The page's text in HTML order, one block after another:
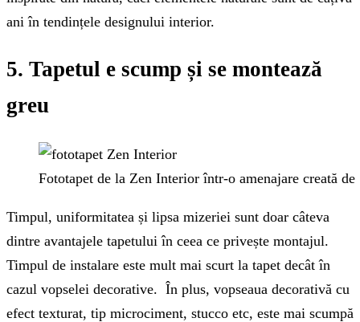
ani în tendințele designului interior.
5. Tapetul e scump și se montează
greu
Fototapet de la Zen Interior într-o amenajare creată
Timpul, uniformitatea și lipsa mizeriei sunt doar câteva
dintre avantajele tapetului în ceea ce privește montajul.
Timpul de instalare este mult mai scurt la tapet decât în
cazul vopselei decorative. În plus, vopseaua decorativă cu
efect texturat, tip microciment, stucco etc, este mai scumpă